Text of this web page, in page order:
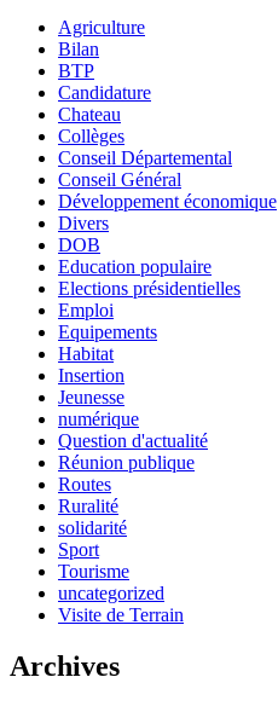
Agriculture
Bilan
BTP
Candidature
Chateau
Collèges
Conseil Départemental
Conseil Général
Développement économique
Divers
DOB
Education populaire
Elections présidentielles
Emploi
Equipements
Habitat
Insertion
Jeunesse
numérique
Question d'actualité
Réunion publique
Routes
Ruralité
solidarité
Sport
Tourisme
uncategorized
Visite de Terrain
Archives